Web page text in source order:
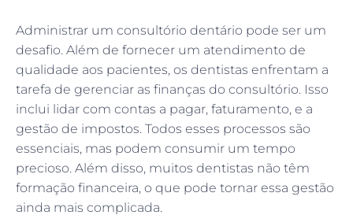
Administrar um consultório dentário pode ser um
desafio. Além de fornecer um atendimento de
qualidade aos pacientes, os dentistas enfrentam a
tarefa de gerenciar as finanças do consultório. Isso
inclui lidar com contas a pagar, faturamento, e a
gestão de impostos. Todos esses processos são
essenciais, mas podem consumir um tempo
precioso. Além disso, muitos dentistas não têm
formação financeira, o que pode tornar essa gestão
ainda mais complicada.